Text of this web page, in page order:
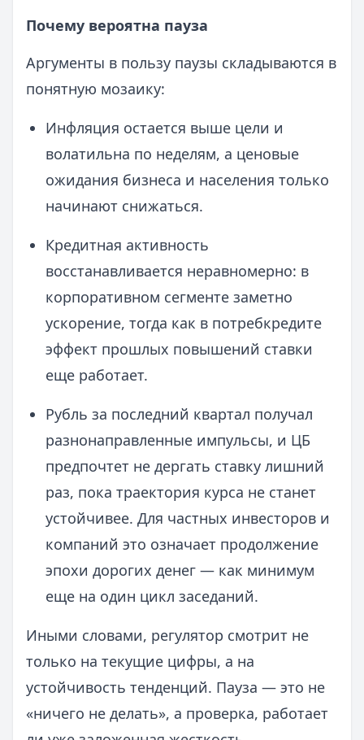
Почему вероятна пауза
Аргументы в пользу паузы складываются в
понятную мозаику:
Инфляция остается выше цели и
волатильна по неделям, а ценовые
ожидания бизнеса и населения только
начинают снижаться.
Кредитная активность
восстанавливается неравномерно: в
корпоративном сегменте заметно
ускорение, тогда как в потребкредите
эффект прошлых повышений ставки
еще работает.
Рубль за последний квартал получал
разнонаправленные импульсы, и ЦБ
предпочтет не дергать ставку лишний
раз, пока траектория курса не станет
устойчивее. Для частных инвесторов и
компаний это означает продолжение
эпохи дорогих денег — как минимум
еще на один цикл заседаний.
Иными словами, регулятор смотрит не
только на текущие цифры, а на
устойчивость тенденций. Пауза — это не
«ничего не делать», а проверка, работает